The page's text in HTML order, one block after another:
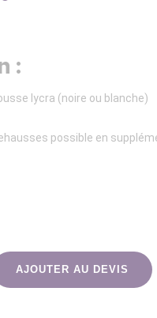
:
lycra (noire ou blanche)
possible en
AJOUTER AU DEVIS